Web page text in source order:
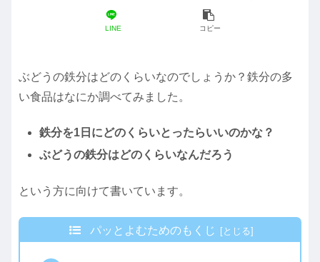
LINE コピー
ぶどうの鉄分はどのくらいなのでしょうか？鉄分の多
い食品はなにか調べてみました。
鉄分を1日にどのくらいとったらいいのかな？
ぶどうの鉄分はどのくらいなんだろう
という方に向けて書いています。
パッとよむためのもくじ